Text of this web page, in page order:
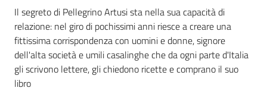
Servizi
Leggi
atti
bandi
Il segreto di Pellegrino Artusi sta nella sua capacità di
relazione: nel giro di pochissimi anni riesce a creare una
fittissima corrispondenza con uomini e donne, signore
dell'alta società e umili casalinghe che da ogni parte d'Italia
gli scrivono lettere, gli chiedono ricette e comprano il suo
libro